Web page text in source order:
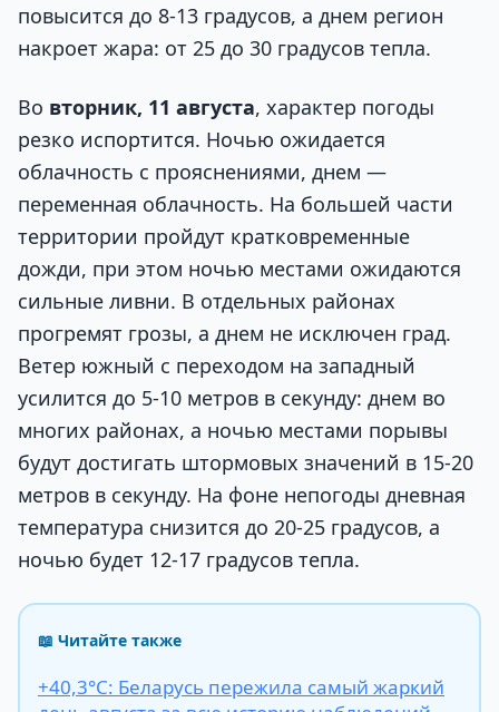
повысится до 8-13 градусов, а днем регион
накроет жара: от 25 до 30 градусов тепла.
Во вторник, 11 августа, характер погоды
резко испортится. Ночью ожидается
облачность с прояснениями, днем —
переменная облачность. На большей части
территории пройдут кратковременные
дожди, при этом ночью местами ожидаются
сильные ливни. В отдельных районах
прогремят грозы, а днем не исключен град.
Ветер южный с переходом на западный
усилится до 5-10 метров в секунду: днем во
многих районах, а ночью местами порывы
будут достигать штормовых значений в 15-20
метров в секунду. На фоне непогоды дневная
температура снизится до 20-25 градусов, а
ночью будет 12-17 градусов тепла.
📖 Читайте также
+40,3°С: Беларусь пережила самый жаркий